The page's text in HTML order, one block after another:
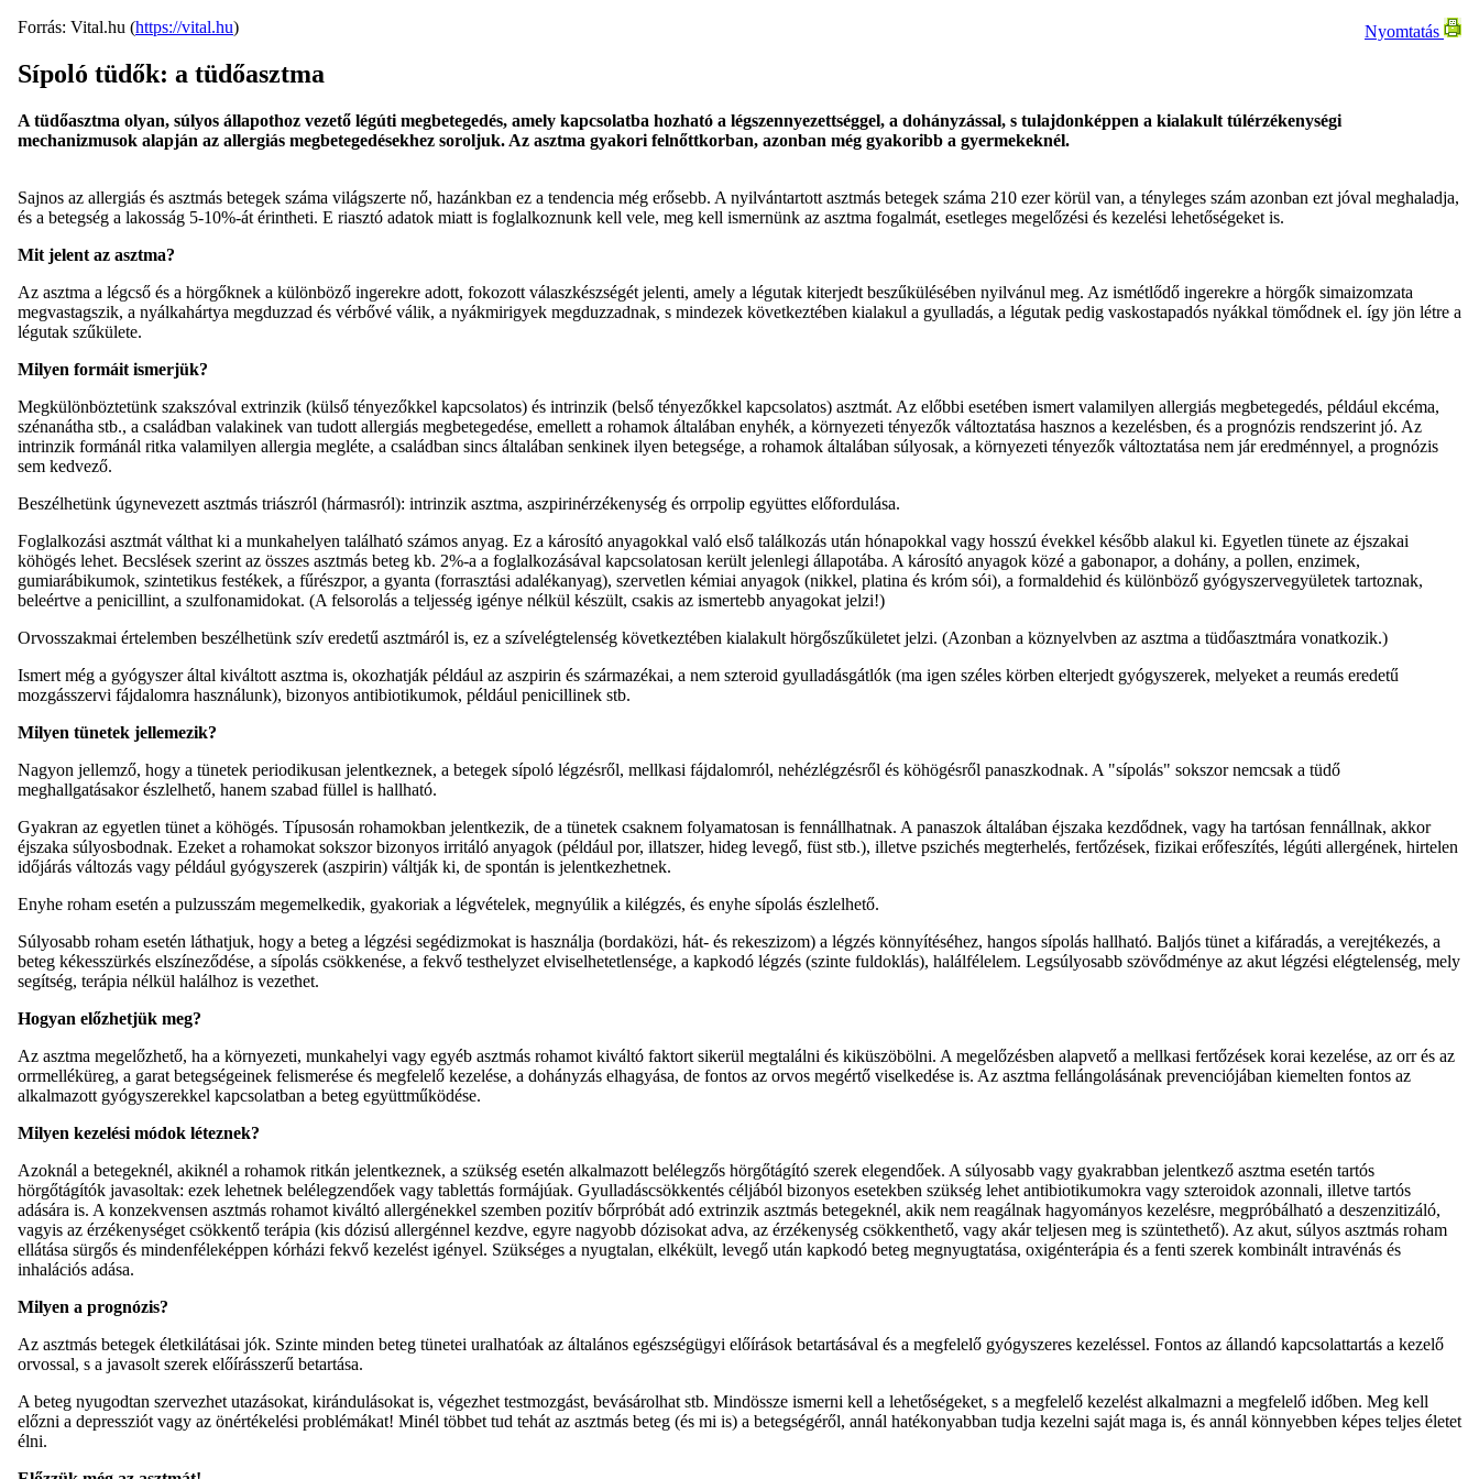
Nyomtatás
Forrás: Vital.hu (https://vital.hu)
Sípoló tüdők: a tüdőasztma
A tüdőasztma olyan, súlyos állapothoz vezető légúti megbetegedés, amely kapcsolatba hozható a légszennyezettséggel, a dohányzással, s tulajdonképpen a kialakult túlérzékenységi
mechanizmusok alapján az allergiás megbetegedésekhez soroljuk. Az asztma gyakori felnőttkorban, azonban még gyakoribb a gyermekeknél.
Sajnos az allergiás és asztmás betegek száma világszerte nő, hazánkban ez a tendencia még erősebb. A nyilvántartott asztmás betegek száma 210 ezer körül van, a tényleges szám azonban ezt jóval meghaladja,
és a betegség a lakosság 5-10%-át érintheti. E riasztó adatok miatt is foglalkoznunk kell vele, meg kell ismernünk az asztma fogalmát, esetleges megelőzési és kezelési lehetőségeket is.
Mit jelent az asztma?
Az asztma a légcső és a hörgőknek a különböző ingerekre adott, fokozott válaszkészségét jelenti, amely a légutak kiterjedt beszűkülésében nyilvánul meg. Az ismétlődő ingerekre a hörgők simaizomzata
megvastagszik, a nyálkahártya megduzzad és vérbővé válik, a nyákmirigyek megduzzadnak, s mindezek következtében kialakul a gyulladás, a légutak pedig vaskostapadós nyákkal tömődnek el. így jön létre a
légutak szűkülete.
Milyen formáit ismerjük?
Megkülönböztetünk szakszóval extrinzik (külső tényezőkkel kapcsolatos) és intrinzik (belső tényezőkkel kapcsolatos) asztmát. Az előbbi esetében ismert valamilyen allergiás megbetegedés, például ekcéma,
szénanátha stb., a családban valakinek van tudott allergiás megbetegedése, emellett a rohamok általában enyhék, a környezeti tényezők változtatása hasznos a kezelésben, és a prognózis rendszerint jó. Az
intrinzik formánál ritka valamilyen allergia megléte, a családban sincs általában senkinek ilyen betegsége, a rohamok általában súlyosak, a környezeti tényezők változtatása nem jár eredménnyel, a prognózis
sem kedvező.
Beszélhetünk úgynevezett asztmás triászról (hármasról): intrinzik asztma, aszpirinérzékenység és orrpolip együttes előfordulása.
Foglalkozási asztmát válthat ki a munkahelyen található számos anyag. Ez a károsító anyagokkal való első találkozás után hónapokkal vagy hosszú évekkel később alakul ki. Egyetlen tünete az éjszakai
köhögés lehet. Becslések szerint az összes asztmás beteg kb. 2%-a a foglalkozásával kapcsolatosan került jelenlegi állapotába. A károsító anyagok közé a gabonapor, a dohány, a pollen, enzimek,
gumiarábikumok, szintetikus festékek, a fűrészpor, a gyanta (forrasztási adalékanyag), szervetlen kémiai anyagok (nikkel, platina és króm sói), a formaldehid és különböző gyógyszervegyületek tartoznak,
beleértve a penicillint, a szulfonamidokat. (A felsorolás a teljesség igénye nélkül készült, csakis az ismertebb anyagokat jelzi!)
Orvosszakmai értelemben beszélhetünk szív eredetű asztmáról is, ez a szívelégtelenség következtében kialakult hörgőszűkületet jelzi. (Azonban a köznyelvben az asztma a tüdőasztmára vonatkozik.)
Ismert még a gyógyszer által kiváltott asztma is, okozhatják például az aszpirin és származékai, a nem szteroid gyulladásgátlók (ma igen széles körben elterjedt gyógyszerek, melyeket a reumás eredetű
mozgásszervi fájdalomra használunk), bizonyos antibiotikumok, például penicillinek stb.
Milyen tünetek jellemezik?
Nagyon jellemző, hogy a tünetek periodikusan jelentkeznek, a betegek sípoló légzésről, mellkasi fájdalomról, nehézlégzésről és köhögésről panaszkodnak. A "sípolás" sokszor nemcsak a tüdő
meghallgatásakor észlelhető, hanem szabad füllel is hallható.
Gyakran az egyetlen tünet a köhögés. Típusosán rohamokban jelentkezik, de a tünetek csaknem folyamatosan is fennállhatnak. A panaszok általában éjszaka kezdődnek, vagy ha tartósan fennállnak, akkor
éjszaka súlyosbodnak. Ezeket a rohamokat sokszor bizonyos irritáló anyagok (például por, illatszer, hideg levegő, füst stb.), illetve pszichés megterhelés, fertőzések, fizikai erőfeszítés, légúti allergének, hirtelen
időjárás változás vagy például gyógyszerek (aszpirin) váltják ki, de spontán is jelentkezhetnek.
Enyhe roham esetén a pulzusszám megemelkedik, gyakoriak a légvételek, megnyúlik a kilégzés, és enyhe sípolás észlelhető.
Súlyosabb roham esetén láthatjuk, hogy a beteg a légzési segédizmokat is használja (bordaközi, hát- és rekeszizom) a légzés könnyítéséhez, hangos sípolás hallható. Baljós tünet a kifáradás, a verejtékezés, a
beteg kékesszürkés elszíneződése, a sípolás csökkenése, a fekvő testhelyzet elviselhetetlensége, a kapkodó légzés (szinte fuldoklás), halálfélelem. Legsúlyosabb szövődménye az akut légzési elégtelenség, mely
segítség, terápia nélkül halálhoz is vezethet.
Hogyan előzhetjük meg?
Az asztma megelőzhető, ha a környezeti, munkahelyi vagy egyéb asztmás rohamot kiváltó faktort sikerül megtalálni és kiküszöbölni. A megelőzésben alapvető a mellkasi fertőzések korai kezelése, az orr és az
orrmelléküreg, a garat betegségeinek felismerése és megfelelő kezelése, a dohányzás elhagyása, de fontos az orvos megértő viselkedése is. Az asztma fellángolásának prevenciójában kiemelten fontos az
alkalmazott gyógyszerekkel kapcsolatban a beteg együttműködése.
Milyen kezelési módok léteznek?
Azoknál a betegeknél, akiknél a rohamok ritkán jelentkeznek, a szükség esetén alkalmazott belélegzős hörgőtágító szerek elegendőek. A súlyosabb vagy gyakrabban jelentkező asztma esetén tartós
hörgőtágítók javasoltak: ezek lehetnek belélegzendőek vagy tablettás formájúak. Gyulladáscsökkentés céljából bizonyos esetekben szükség lehet antibiotikumokra vagy szteroidok azonnali, illetve tartós
adására is. A konzekvensen asztmás rohamot kiváltó allergénekkel szemben pozitív bőrpróbát adó extrinzik asztmás betegeknél, akik nem reagálnak hagyományos kezelésre, megpróbálható a deszenzitizáló,
vagyis az érzékenységet csökkentő terápia (kis dózisú allergénnel kezdve, egyre nagyobb dózisokat adva, az érzékenység csökkenthető, vagy akár teljesen meg is szüntethető). Az akut, súlyos asztmás roham
ellátása sürgős és mindenféleképpen kórházi fekvő kezelést igényel. Szükséges a nyugtalan, elkékült, levegő után kapkodó beteg megnyugtatása, oxigénterápia és a fenti szerek kombinált intravénás és
inhalációs adása.
Milyen a prognózis?
Az asztmás betegek életkilátásai jók. Szinte minden beteg tünetei uralhatóak az általános egészségügyi előírások betartásával és a megfelelő gyógyszeres kezeléssel. Fontos az állandó kapcsolattartás a kezelő
orvossal, s a javasolt szerek előírásszerű betartása.
A beteg nyugodtan szervezhet utazásokat, kirándulásokat is, végezhet testmozgást, bevásárolhat stb. Mindössze ismerni kell a lehetőségeket, s a megfelelő kezelést alkalmazni a megfelelő időben. Meg kell
előzni a depressziót vagy az önértékelési problémákat! Minél többet tud tehát az asztmás beteg (és mi is) a betegségéről, annál hatékonyabban tudja kezelni saját maga is, és annál könnyebben képes teljes életet
élni.